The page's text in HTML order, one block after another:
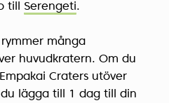
till Serengeti.
många
huvudkratern. Om du
Craters utöver
lägga till 1 dag till din